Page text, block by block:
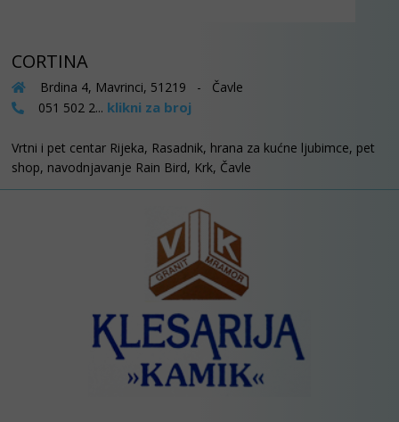
CORTINA
Brdina 4, Mavrinci, 51219 - Čavle
051 502 2... klikni za broj
Vrtni i pet centar Rijeka, Rasadnik, hrana za kućne ljubimce, pet
shop, navodnjavanje Rain Bird, Krk, Čavle